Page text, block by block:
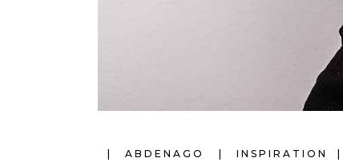
ABDENAGO INSPIRATION